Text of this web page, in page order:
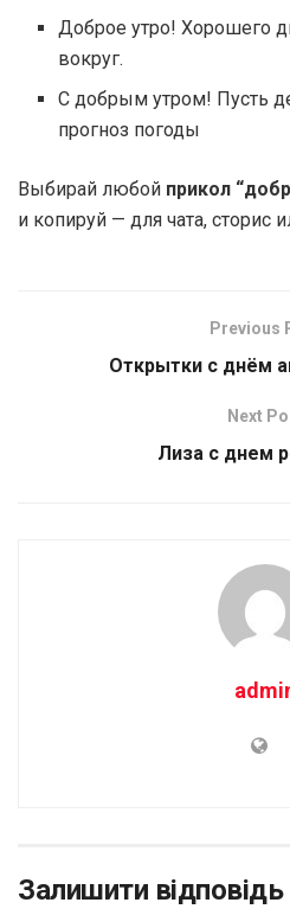
Доброе утро! Хорошего
вокруг.
С добрым утром! Пусть
прогноз погоды
Выбирай любой прикол
и копируй — для чата, сторис
Previous
Открытки с днём
Next
Лиза с днем
Залишити відповідь